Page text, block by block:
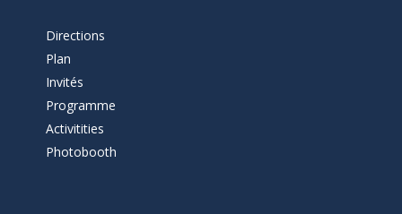
Directions
Plan
Invités
Programme
Activitities
Photobooth